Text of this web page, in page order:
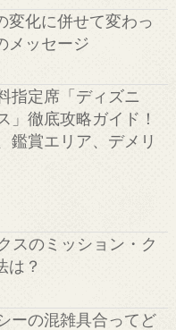
変化に併せて変わっ
メッセージ
指定席「ディズニ
」徹底攻略ガイド！
鑑賞エリア、デメリ
スのミッション・ク
は？
ーの混雑具合ってど